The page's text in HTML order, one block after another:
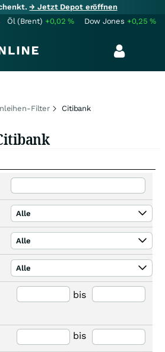
→ Jetzt Depot eröffnen
Öl (Brent) +0,02% Dow Jones +0,25%
Filter Citibank
Alle
Alle
Alle
bis
bis